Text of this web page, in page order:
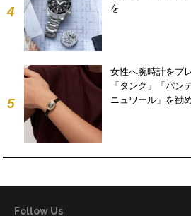
4
を
5
女性へ腕時計をプ
「タンク」「パン
ニュワール」を勧
Follow Us